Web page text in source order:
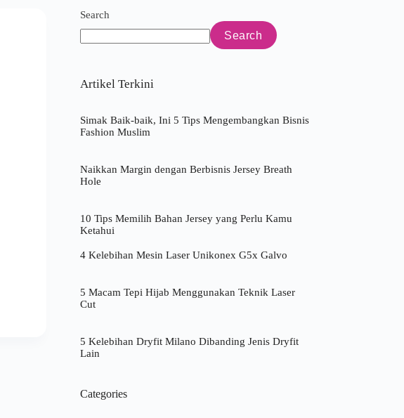
Search
Search
Artikel Terkini
Simak Baik-baik, Ini 5 Tips Mengembangkan Bisnis
Fashion Muslim
Naikkan Margin dengan Berbisnis Jersey Breath
Hole
10 Tips Memilih Bahan Jersey yang Perlu Kamu
Ketahui
4 Kelebihan Mesin Laser Unikonex G5x Galvo
5 Macam Tepi Hijab Menggunakan Teknik Laser
Cut
5 Kelebihan Dryfit Milano Dibanding Jenis Dryfit
Lain
Categories